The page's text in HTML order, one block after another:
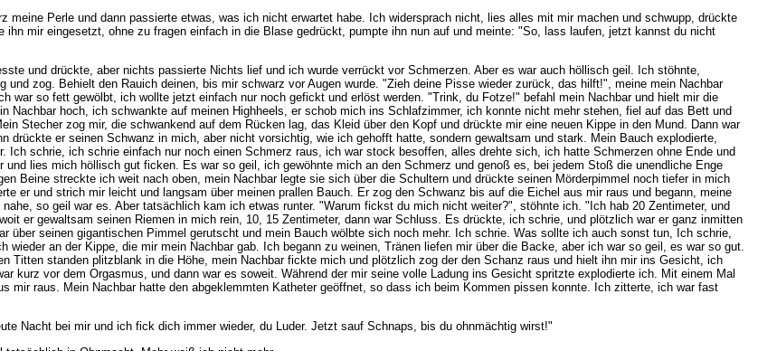
Perle und dann passierte etwas, was ich nicht erwartet habe. Ich widersprach nicht, lies alles mit mir machen und schwupp, drückte
mir eingesetzt, ohne zu fragen einfach in die Blase gedrückt, pumpte ihn nun auf und meinte: "So, lass laufen, jetzt kannst du nicht
und drückte, aber nichts passierte Nichts lief und ich wurde verrückt vor Schmerzen. Aber es war auch höllisch geil. Ich stöhnte,
zog. Behielt den Rauich deinen, bis mir schwarz vor Augen wurde. "Zieh deine Pisse wieder zurück, das hilft!", meine mein Nachbar
war so fett gewölbt, ich wollte jetzt einfach nur noch gefickt und erlöst werden. "Trink, du Fotze!" befahl mein Nachbar und hielt mir die
Nachbar hoch, ich schwankte auf meinen Highheels, er schob mich ins Schlafzimmer, ich konnte nicht mehr stehen, fiel auf das Bett und
Stecher zog mir, die schwankend auf dem Rücken lag, das Kleid über den Kopf und drückte mir eine neuen Kippe in den Mund. Dann war
er seinen Schwanz in mich, aber nicht vorsichtig, wie ich gehofft hatte, sondern gewaltsam und stark. Mein Bauch explodierte,
schrie, ich schrie einfach nur noch einen Schmerz raus, ich war stock besoffen, alles drehte sich, ich hatte Schmerzen ohne Ende und
lies mich höllisch gut ficken. Es war so geil, ich gewöhnte mich an den Schmerz und genoß es, bei jedem Stoß die unendliche Enge
Beine streckte ich weit nach oben, mein Nachbar legte sie sich über die Schultern und drückte seinen Mörderpimmel noch tiefer in mich
er und strich mir leicht und langsam über meinen prallen Bauch. Er zog den Schwanz bis auf die Eichel aus mir raus und begann, meine
so geil war es. Aber tatsächlich kam ich etwas runter. "Warum fickst du mich nicht weiter?", stöhnte ich. "Ich hab 20 Zentimeter, und
er gewaltsam seinen Riemen in mich rein, 10, 15 Zentimeter, dann war Schluss. Es drückte, ich schrie, und plötzlich war er ganz inmitten
über seinen gigantischen Pimmel gerutscht und mein Bauch wölbte sich noch mehr. Ich schrie. Was sollte ich auch sonst tun, Ich schrie,
an der Kippe, die mir mein Nachbar gab. Ich begann zu weinen, Tränen liefen mir über die Backe, aber ich war so geil, es war so gut.
Titten standen plitzblank in die Höhe, mein Nachbar fickte mich und plötzlich zog der den Schanz raus und hielt ihn mir ins Gesicht, ich
kurz vor dem Orgasmus, und dann war es soweit. Während der mir seine volle Ladung ins Gesicht spritzte explodierte ich. Mit einem Mal
mir raus. Mein Nachbar hatte den abgeklemmten Katheter geöffnet, so dass ich beim Kommen pissen konnte. Ich zitterte, ich war fast
Nacht bei mir und ich fick dich immer wieder, du Luder. Jetzt sauf Schnaps, bis du ohnmächtig wirst!"